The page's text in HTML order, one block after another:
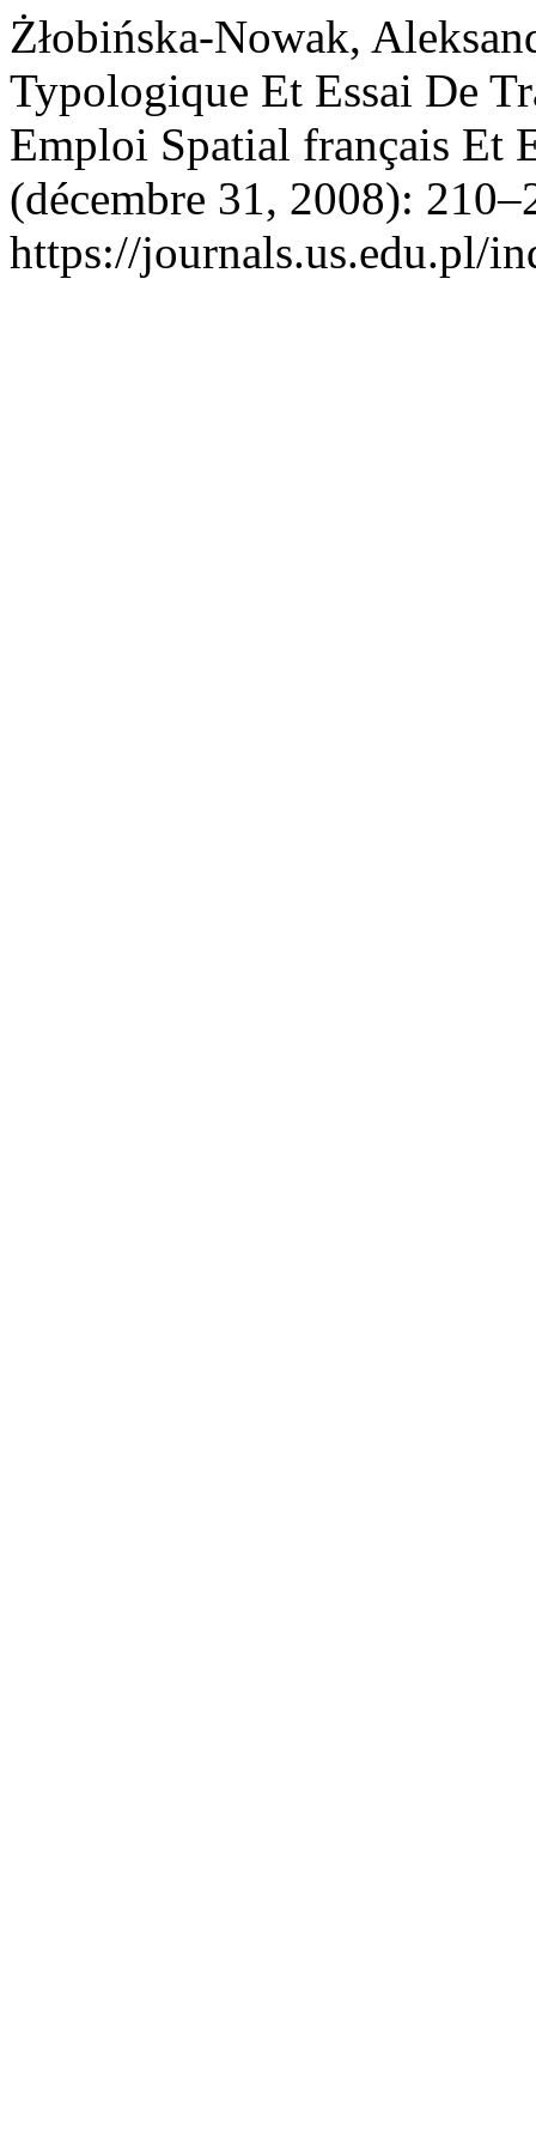
Żłobińska-Nowak,
Typologique Et Essai De
Emploi Spatial français Et
(décembre 31, 2008):
https://journals.us.edu.pl/